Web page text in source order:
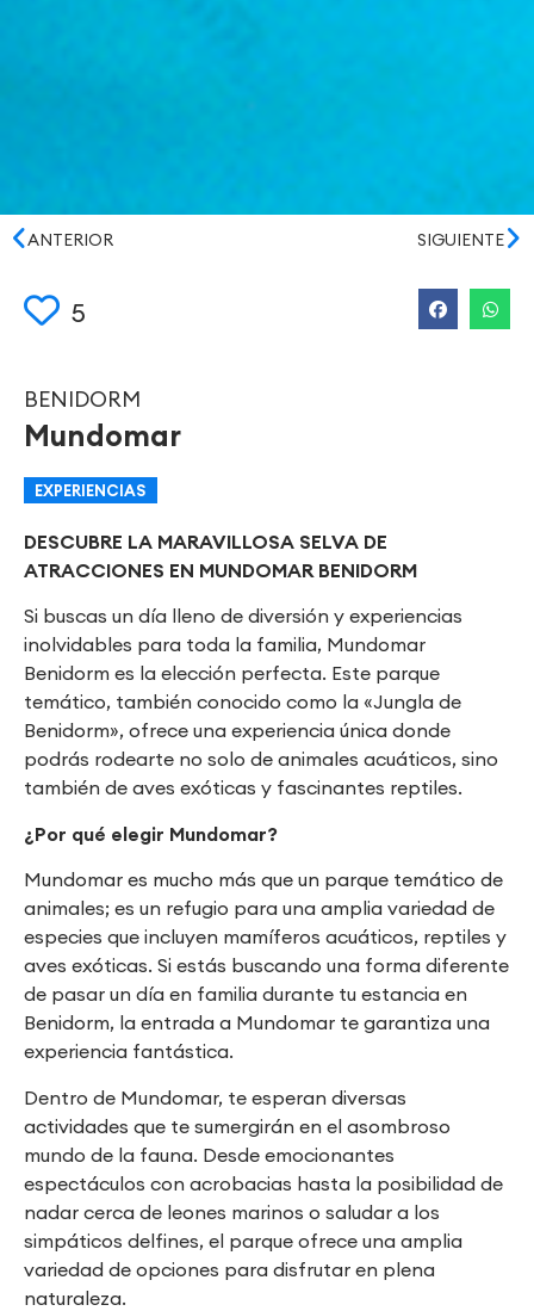
ANTERIOR SIGUIENTE
5
BENIDORM
Mundomar
EXPERIENCIAS
DESCUBRE LA MARAVILLOSA SELVA DE
ATRACCIONES EN MUNDOMAR BENIDORM
Si buscas un día lleno de diversión y experiencias
inolvidables para toda la familia, Mundomar
Benidorm es la elección perfecta. Este parque
temático, también conocido como la «Jungla de
Benidorm», ofrece una experiencia única donde
podrás rodearte no solo de animales acuáticos, sino
también de aves exóticas y fascinantes reptiles.
¿Por qué elegir Mundomar?
Mundomar es mucho más que un parque temático de
animales; es un refugio para una amplia variedad de
especies que incluyen mamíferos acuáticos, reptiles y
aves exóticas. Si estás buscando una forma diferente
de pasar un día en familia durante tu estancia en
Benidorm, la entrada a Mundomar te garantiza una
experiencia fantástica.
Dentro de Mundomar, te esperan diversas
actividades que te sumergirán en el asombroso
mundo de la fauna. Desde emocionantes
espectáculos con acrobacias hasta la posibilidad de
nadar cerca de leones marinos o saludar a los
simpáticos delfines, el parque ofrece una amplia
variedad de opciones para disfrutar en plena
naturaleza.